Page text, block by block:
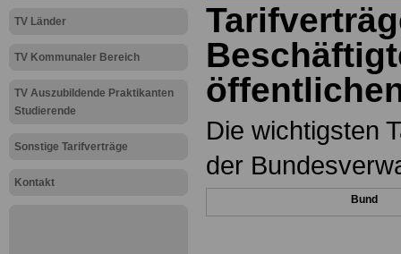
TV Länder
TV Kommunaler Bereich
TV Auszubildende Praktikanten
Studierende
Sonstige Tarifverträge
Kontakt
Die wichtigsten
der
Bund